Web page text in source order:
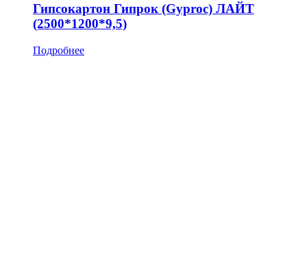
Гипсокартон Гипрок (Gyproc) ЛАЙТ
(2500*1200*9,5)
Подробнее